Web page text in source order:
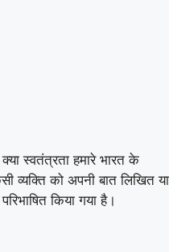
स्वतंत्रता हमारे भारत के
व्यक्ति को अपनी बात लिखित या
किया गया है।